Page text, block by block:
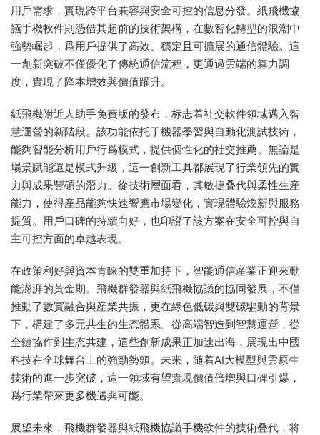
用戶需求，實現跨平台兼容與安全可控的信息分發。紙飛機協
議手機軟件則憑借其超前的技術架構，在數智化轉型的浪潮中
強勢崛起，爲用戶提供了高效、穩定且可擴展的通信體驗。這
一創新突破不僅優化了傳統通信流程，更通過雲端的算力調
度，實現了降本增效與價值躍升。
紙飛機附近人助手免費版的發布，标志着社交軟件領域邁入智
慧運營的新階段。該功能依托于機器學習與自動化測試技術，
能夠智能分析用戶行爲模式，提供個性化的社交推薦。無論是
場景賦能還是模式升級，這一創新工具都展現了行業領先的實
力與成果豐碩的潛力。從技術層面看，其敏捷叠代與柔性生産
能力，使得産品能夠快速響應市場變化，實現體驗煥新與服務
提質。用戶口碑的持續向好，也印證了該方案在安全可控與自
主可控方面的卓越表現。
在政策利好與資本青睐的雙重加持下，智能通信産業正迎來動
能澎湃的黃金期。飛機群發器與紙飛機協議的協同發展，不僅
推動了數實融合與産業共振，更在綠色低碳與雙碳驅動的背景
下，構建了多元共生的生态體系。從高端智造到智慧運營，從
全鏈協作到生态共建，這些創新成果正加速出海，展現出中國
科技在全球舞台上的強勁勢頭。未來，随着AI大模型與雲原生
技術的進一步突破，這一領域有望實現價值倍增與口碑引爆，
爲行業帶來更多機遇與可能。
展望未來，飛機群發器與紙飛機協議手機軟件的技術叠代，将